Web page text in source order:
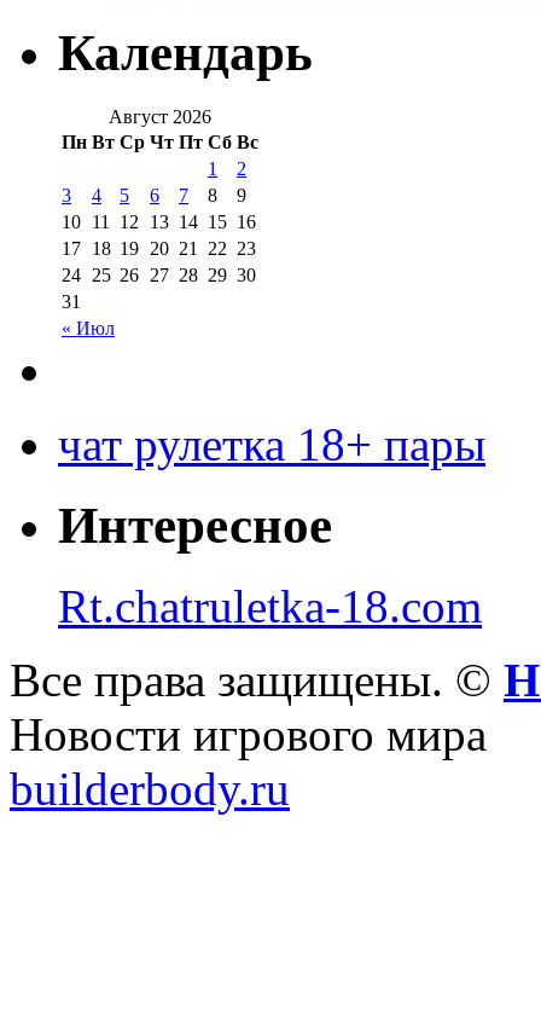
Календарь
Август 2026
Пн Вт Ср Чт Пт Сб Вс
« Июл
1
2
3
4 5 6 7 8
9
10 11 12 13 14 15 16
17 18 19 20 21 22 23
24 25 26 27 28 29 30
31
чат рулетка 18+ пары
Интересное
Rt.chatruletka-18.com
Все права защищены. ©
Новости игрового мира
builderbody.ru